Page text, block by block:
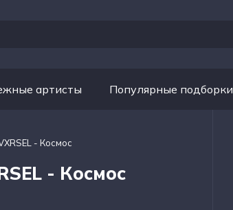
артисты Популярные подборки
- Космос
- Космос